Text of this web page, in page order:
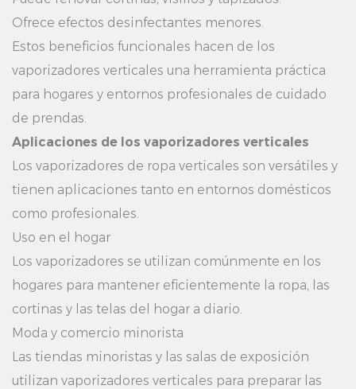
Ofrece efectos desinfectantes menores.
Estos beneficios funcionales hacen de los
vaporizadores verticales una herramienta práctica
para hogares y entornos profesionales de cuidado
de prendas.
Aplicaciones de los vaporizadores verticales
Los vaporizadores de ropa verticales son versátiles y
tienen aplicaciones tanto en entornos domésticos
como profesionales.
Uso en el hogar
Los vaporizadores se utilizan comúnmente en los
hogares para mantener eficientemente la ropa, las
cortinas y las telas del hogar a diario.
Moda y comercio minorista
Las tiendas minoristas y las salas de exposición
utilizan vaporizadores verticales para preparar las